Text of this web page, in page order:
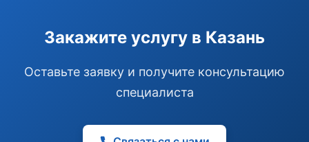
Закажите услугу в Казань
Оставьте заявку и получите консультацию
специалиста
Подобрать сигнализацию